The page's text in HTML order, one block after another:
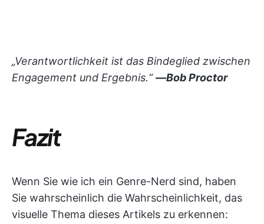
„Verantwortlichkeit ist das Bindeglied zwischen
Engagement und Ergebnis.“—Bob Proctor
Fazit
Wenn Sie wie ich ein Genre-Nerd sind, haben
Sie wahrscheinlich die Wahrscheinlichkeit, das
visuelle Thema dieses Artikels zu erkennen: